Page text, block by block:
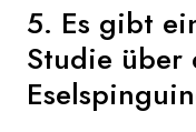
5. Es gibt
Studie über